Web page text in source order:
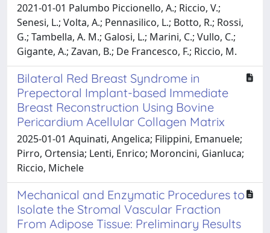
2021-01-01 Palumbo Piccionello, A.; Riccio, V.;
Senesi, L.; Volta, A.; Pennasilico, L.; Botto, R.; Rossi,
G.; Tambella, A. M.; Galosi, L.; Marini, C.; Vullo, C.;
Gigante, A.; Zavan, B.; De Francesco, F.; Riccio, M.
Bilateral Red Breast Syndrome in
Prepectoral Implant-based Immediate
Breast Reconstruction Using Bovine
Pericardium Acellular Collagen Matrix
2025-01-01 Aquinati, Angelica; Filippini, Emanuele;
Pirro, Ortensia; Lenti, Enrico; Moroncini, Gianluca;
Riccio, Michele
Mechanical and Enzymatic Procedures to
Isolate the Stromal Vascular Fraction
From Adipose Tissue: Preliminary Results